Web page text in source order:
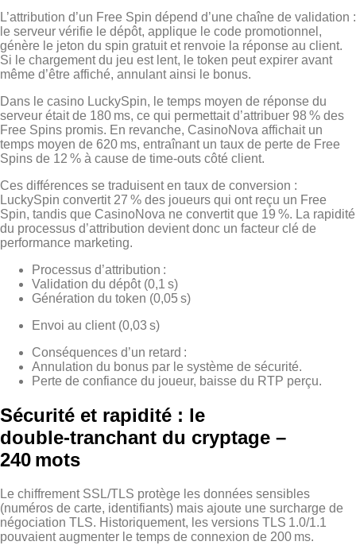
L’attribution d’un Free Spin dépend d’une chaîne de validation :
le serveur vérifie le dépôt, applique le code promotionnel,
génère le jeton du spin gratuit et renvoie la réponse au client.
Si le chargement du jeu est lent, le token peut expirer avant
même d’être affiché, annulant ainsi le bonus.
Dans le casino LuckySpin, le temps moyen de réponse du
serveur était de 180 ms, ce qui permettait d’attribuer 98 % des
Free Spins promis. En revanche, CasinoNova affichait un
temps moyen de 620 ms, entraînant un taux de perte de Free
Spins de 12 % à cause de time‑outs côté client.
Ces différences se traduisent en taux de conversion :
LuckySpin convertit 27 % des joueurs qui ont reçu un Free
Spin, tandis que CasinoNova ne convertit que 19 %. La rapidité
du processus d’attribution devient donc un facteur clé de
performance marketing.
Processus d’attribution :
Validation du dépôt (0,1 s)
Génération du token (0,05 s)
Envoi au client (0,03 s)
Conséquences d’un retard :
Annulation du bonus par le système de sécurité.
Perte de confiance du joueur, baisse du RTP perçu.
Sécurité et rapidité : le
double‑tranchant du cryptage –
240 mots
Le chiffrement SSL/TLS protège les données sensibles
(numéros de carte, identifiants) mais ajoute une surcharge de
négociation TLS. Historiquement, les versions TLS 1.0/1.1
pouvaient augmenter le temps de connexion de 200 ms.